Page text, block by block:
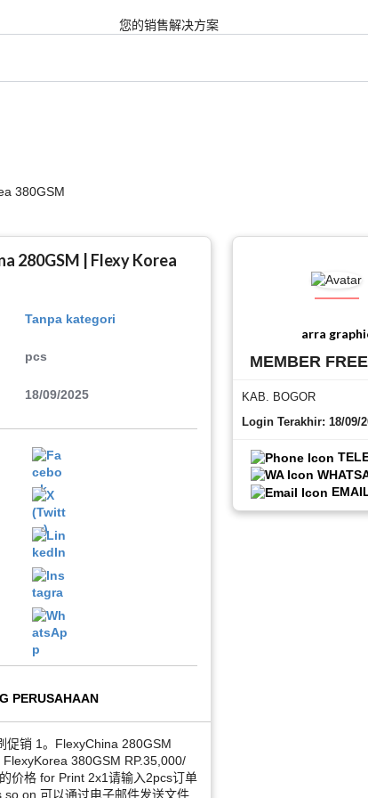
您的销售解决方案
380GSM
280GSM | Flexy Korea
Tanpa kategori
pcs
18/09/2025
PERUSAHAAN
促销 1。FlexyChina 280GSM
380GSM RP.35,000/
价格 for Print 2x1请输入2pcs订单
so on 可以通过电子邮件发送文件
arra
MEMBER FREE
KAB. BOGOR
Login Terakhir: 18/09/